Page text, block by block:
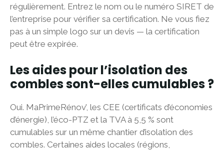
régulièrement. Entrez le nom ou le numéro SIRET de
l’entreprise pour vérifier sa certification. Ne vous fiez
pas à un simple logo sur un devis — la certification
peut être expirée.
Les aides pour l’isolation des
combles sont-elles cumulables ?
Oui. MaPrimeRénov’, les CEE (certificats d’économies
d’énergie), l’éco-PTZ et la TVA à 5,5 % sont
cumulables sur un même chantier d’isolation des
combles. Certaines aides locales (régions,